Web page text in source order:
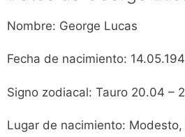
Nombre: George Lucas
Fecha de nacimiento:
Signo zodiacal: Tauro 20.04 –
Lugar de nacimiento: Modesto,